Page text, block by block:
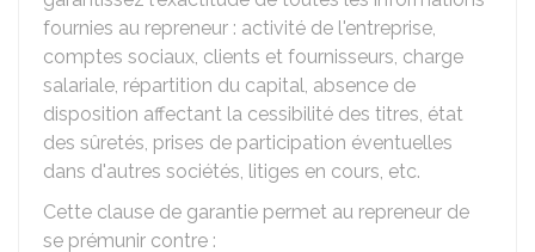
fournies au repreneur : activité de l'entreprise,
comptes sociaux, clients et fournisseurs, charge
salariale, répartition du capital, absence de
disposition affectant la cessibilité des titres, état
des sûretés, prises de participation éventuelles
dans d'autres sociétés, litiges en cours, etc.
Cette clause de garantie permet au repreneur de
se prémunir contre :